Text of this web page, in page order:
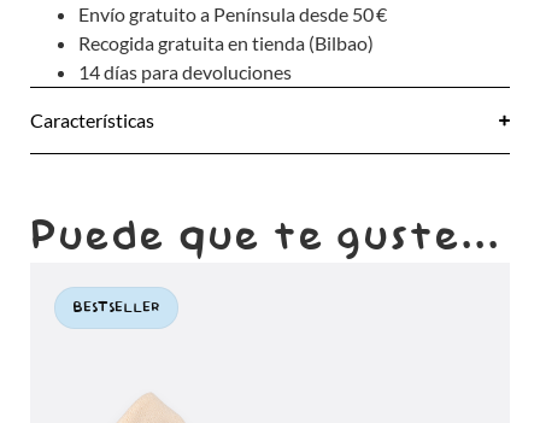
Envío gratuito a Península desde 50 €
Recogida gratuita en tienda (Bilbao)
14 días para devoluciones
Características
Puede que te guste...
BESTSELLER